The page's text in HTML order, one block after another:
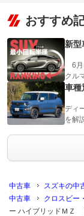
おすすめ
新型
6月
クル
車種
ディ
を解
中古車 スズキの中
中古車
クロスビー
ー ハイブリッドＭ